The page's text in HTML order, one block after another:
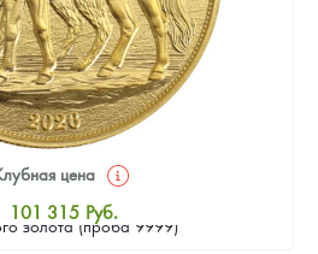
золота (проба 9999)
цена
101 315 Руб.
Стандартная цена